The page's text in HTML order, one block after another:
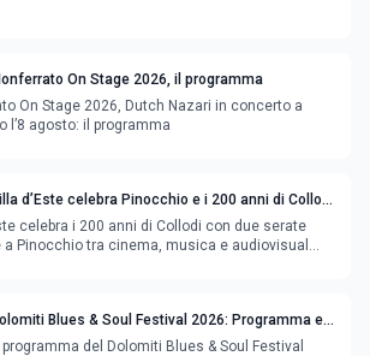
On Stage 2026, il programma
On Stage 2026, Dutch Nazari in concerto a
l’8 agosto: il programma
d’Este celebra Pinocchio e i 200 anni di Collodi
cinema, musica e audiovisual mapping
celebra i 200 anni di Collodi con due serate
a Pinocchio tra cinema, musica e audiovisual
Blues & Soul Festival 2026: Programma e
nel Cadore
del Dolomiti Blues & Soul Festival